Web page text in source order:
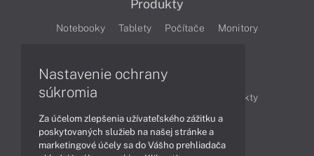
Produkty
Notebooky Tablety Počítače Monitory
Články
Obchodné informácie
Produkty
Technológie
Videá
Nastavenie ochrany
súkromia
Za účelom zlepšenia užívateľského zážitku a
poskytovaných služieb na našej stránke a
marketingové účely sa do Vášho prehliadača